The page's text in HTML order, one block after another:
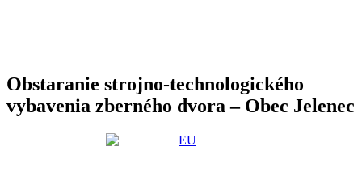
Obstaranie strojno-technologického
vybavenia zberného dvora – Obec Jelenec